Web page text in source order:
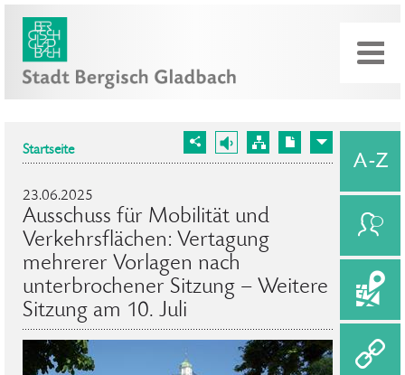
Startseite
23.06.2025
Ausschuss für Mobilität und
Verkehrsflächen: Vertagung
mehrerer Vorlagen nach
unterbrochener Sitzung – Weitere
Sitzung am 10. Juli